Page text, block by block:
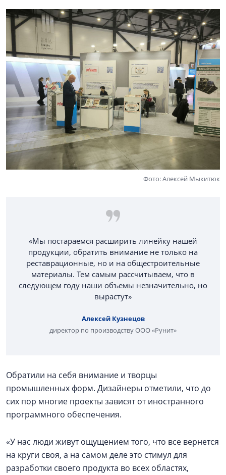
Фото: Алексей Мыкитюк
«Мы постараемся расширить линейку нашей
продукции, обратить внимание не только на
реставрационные, но и на общестроительные
материалы. Тем самым рассчитываем, что в
следующем году наши объемы незначительно, но
вырастут»
Алексей Кузнецов
директор по производству ООО «Рунит»
Обратили на себя внимание и творцы
промышленных форм. Дизайнеры отметили, что до
сих пор многие проекты зависят от иностранного
программного обеспечения.
«У нас люди живут ощущением того, что все вернется
на круги своя, а на самом деле это стимул для
разработки своего продукта во всех областях,